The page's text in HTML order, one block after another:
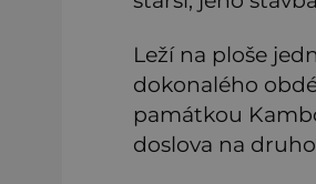
Leží na ploše
dokonalého
památkou
doslova na